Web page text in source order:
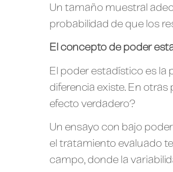
Un tamaño muestral
probabilidad de que los
El concepto de poder
El poder estadístico es la
diferencia existe. En
efecto verdadero?
Un ensayo con bajo
el tratamiento evaluado
campo, donde la